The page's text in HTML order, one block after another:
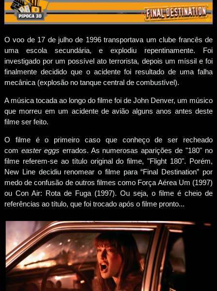
O voo de 17 de julho de 1996 transportava um clube francês de
uma escola secundária, e explodiu repentinamente. Foi
investigado por um possível ato terrorista, depois um míssil e foi
finalmente decidido que o acidente foi resultado de uma falha
mecânica (explosão no tanque central de combustível).
A música tocada ao longo do filme foi de John Denver, um músico
que morreu em um acidente de avião alguns anos antes deste
filme ser feito.
O filme é o primeiro caso que conheço de ser recheado
com easter eggs errados. As numerosas aparições de "180" no
filme referem-se ao título original do filme, "Flight 180". Porém,
New Line decidiu renomear o filme para “Final Destination” por
medo de confusão de outros filmes como Força Aérea Um (1997)
ou Con Air: Rota de Fuga (1997). Ou seja, o filme é cheio de
referências ao título, que foi trocado após o filme pronto...